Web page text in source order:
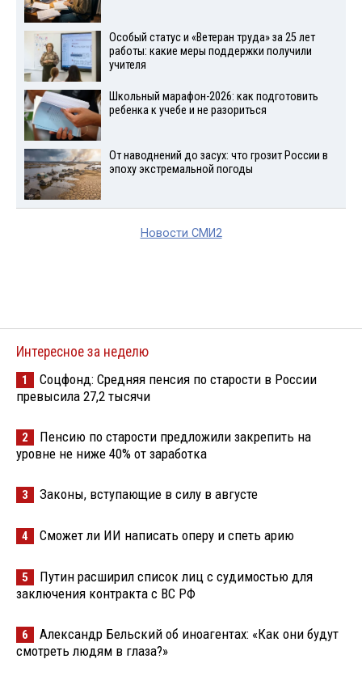
Особый статус и «Ветеран труда» за 25 лет
работы: какие меры поддержки получили
учителя
Школьный марафон-2026: как подготовить
ребенка к учебе и не разориться
От наводнений до засух: что грозит России в
эпоху экстремальной погоды
Новости СМИ2
Интересное за неделю
1
Соцфонд: Средняя пенсия по старости в России
превысила 27,2 тысячи
2
Пенсию по старости предложили закрепить на
уровне не ниже 40% от заработка
3 Законы, вступающие в силу в августе
4 Сможет ли ИИ написать оперу и спеть арию
5
Путин расширил список лиц с судимостью для
заключения контракта с ВС РФ
6
Александр Бельский об иноагентах: «Как они будут
смотреть людям в глаза?»